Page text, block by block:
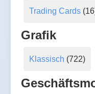
Trading Cards
Grafik
Klassisch (722)